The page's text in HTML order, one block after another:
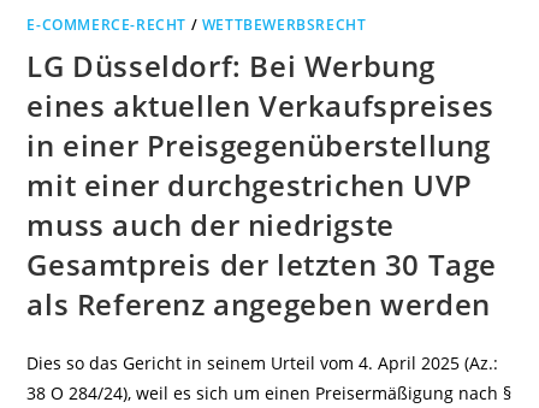
E-COMMERCE-RECHT / WETTBEWERBSRECHT
LG Düsseldorf: Bei Werbung
eines aktuellen Verkaufspreises
in einer Preisgegenüberstellung
mit einer durchgestrichen UVP
muss auch der niedrigste
Gesamtpreis der letzten 30 Tage
als Referenz angegeben werden
Dies so das Gericht in seinem Urteil vom 4. April 2025 (Az.:
38 O 284/24), weil es sich um einen Preisermäßigung nach §